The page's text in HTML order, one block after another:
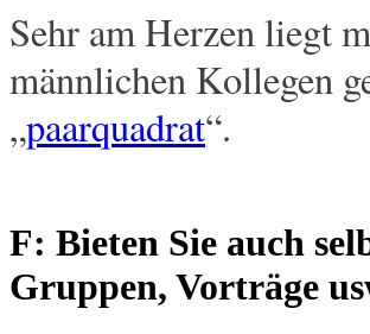
Sehr am Herzen liegt
männlichen Kollegen
„paarquadrat“.
F: Bieten Sie auch
Gruppen, Vorträge